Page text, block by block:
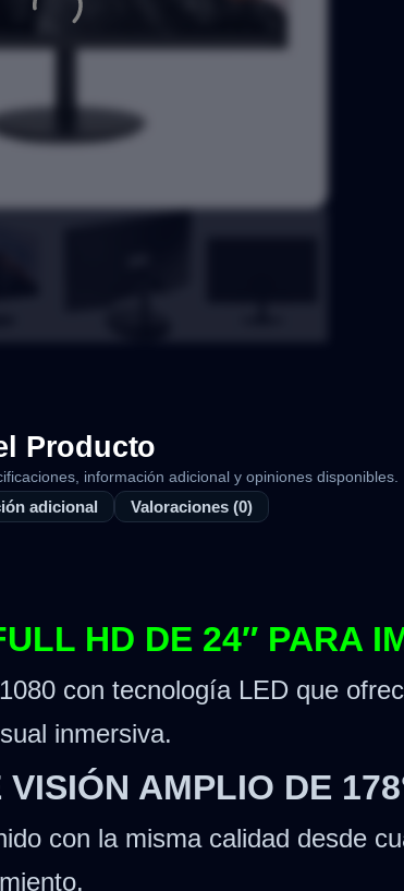
Producto
información adicional y opiniones disponibles.
adicional Valoraciones (0)
HD DE 24″ PARA
con tecnología LED que
inmersiva.
AMPLIO DE
con la misma calidad desde